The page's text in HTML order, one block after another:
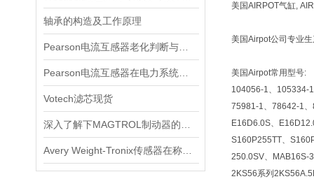
轴承的构造及工作原理
Votech滤芯现货
美国AIRPOT气缸,
美国Airpot公司专业
美国Airpot常用型号:
104056-1、105334-
75981-1、78642-1
E16D6.0S、
S160P255TT、
250.0SV、MAB16S-
2KS56系列